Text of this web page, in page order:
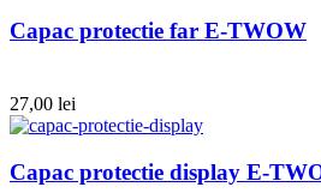
Capac protectie far E-TWOW
27,00 lei
Capac protectie display E-